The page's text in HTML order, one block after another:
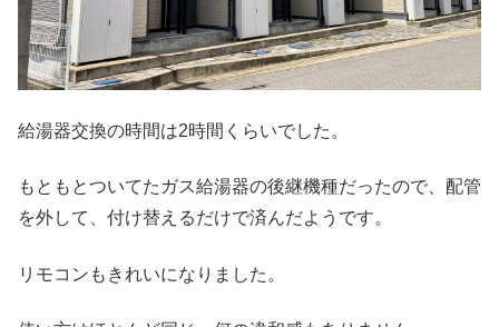
給湯器交換の時間は2時間くらいでした。
もともとついてたガス給湯器の後継機種だったので、配管
を外して、付け替えるだけで済んだようです。
リモコンもきれいになりました。